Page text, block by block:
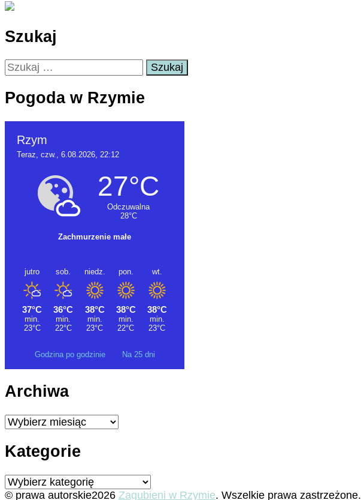
Szukaj
Szukaj:
Pogoda w Rzymie
Godzina po godzinie Na 25 dni
Archiwa
Archiwa
Kategorie
Kategorie
© prawa autorskie2026 Zagubieni w Rzymie. Wszelkie prawa zastrzeżone.